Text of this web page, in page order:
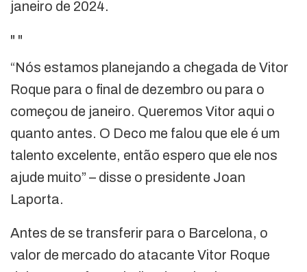
janeiro de 2024.
" "
“Nós estamos planejando a chegada de Vitor
Roque para o final de dezembro ou para o
começou de janeiro. Queremos Vitor aqui o
quanto antes. O Deco me falou que ele é um
talento excelente, então espero que ele nos
ajude muito” – disse o presidente Joan
Laporta.
Antes de se transferir para o Barcelona, o
valor de mercado do atacante Vitor Roque